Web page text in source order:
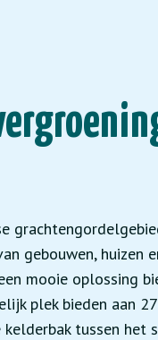
gebouwen, huizen
mooie oplossing
plek bieden aan
tussen het